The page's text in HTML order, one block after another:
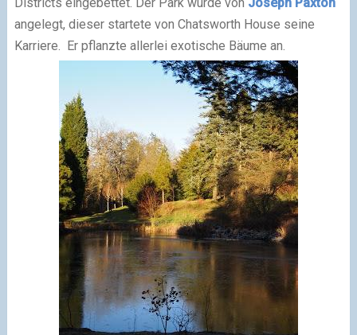
Districts eingebettet. Der Park wurde von Joseph Paxton
angelegt, dieser startete von Chatsworth House seine
Karriere. Er pflanzte allerlei exotische Bäume an.